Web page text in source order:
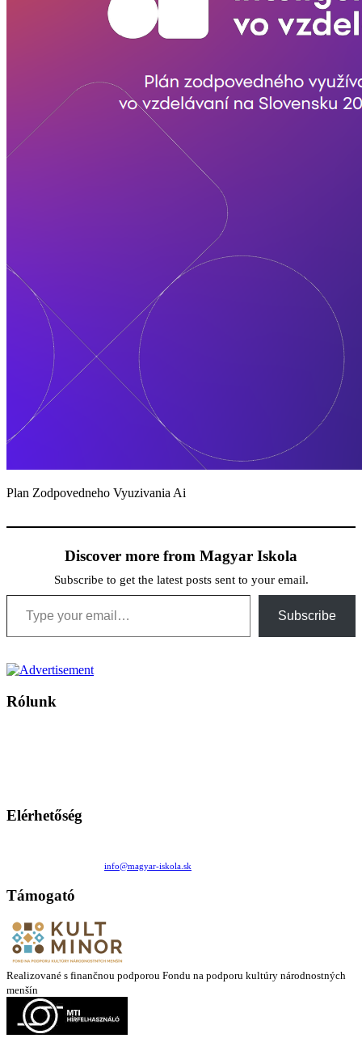
Plan Zodpovedneho Vyuzivania Ai
Discover more from Magyar Iskola
Subscribe to get the latest posts sent to your email.
Type your email…
Subscribe
Rólunk
Elérhetőség
info@magyar-iskola.sk
Támogató
Realizované s finančnou podporou Fondu na podporu kultúry národnostných
menšín